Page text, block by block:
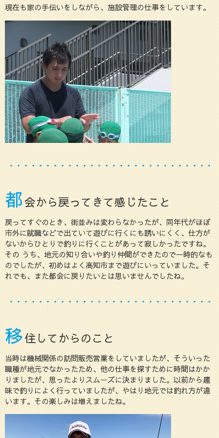
現在も家の手伝いをしながら、施設管理の仕事をしています。
都会から戻ってきて感じたこと
戻ってすぐのとき、街並みは変わらなかったが、同年代がほぼ
市外に就職などで出ていて遊びに行くにも誘いにくく、仕方が
ないからひとりで釣りに行くことがあって寂しかったですね。
その うち、地元の知り合いや釣り仲間ができたので一時的なも
のでしたが、初めはよく高知市まで遊びにいっていました。そ
れでも、また都会に戻りたいとは思いませんでしたね。
移住してからのこと
当時は機械関係の訪問販売営業をしていましたが、そういった
職種が地元でなかったため、他の仕事を探すために時間はかか
りましたが、思ったよりスムーズに決まりました。以前から趣
味で釣りによく行っていましたが、やはり地元では釣れ方が違
います。その楽しみは増えましたね。